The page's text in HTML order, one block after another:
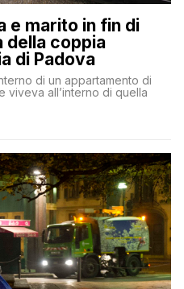
e marito in fin di
della coppia
di Padova
di un appartamento di
viveva all’interno di quella